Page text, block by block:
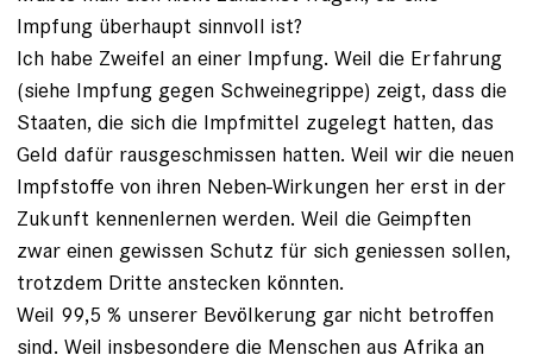
Impfung überhaupt sinnvoll ist?
Ich habe Zweifel an einer Impfung. Weil die Erfahrung
(siehe Impfung gegen Schweinegrippe) zeigt, dass die
Staaten, die sich die Impfmittel zugelegt hatten, das
Geld dafür rausgeschmissen hatten. Weil wir die neuen
Impfstoffe von ihren Neben-Wirkungen her erst in der
Zukunft kennenlernen werden. Weil die Geimpften
zwar einen gewissen Schutz für sich geniessen sollen,
trotzdem Dritte anstecken könnten.
Weil 99,5 % unserer Bevölkerung gar nicht betroffen
sind. Weil insbesondere die Menschen aus Afrika an